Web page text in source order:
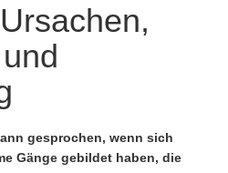
gesprochen, wenn sich
Gänge gebildet haben, die